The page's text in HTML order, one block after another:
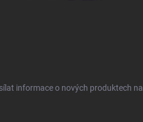
informace o nových produktech na